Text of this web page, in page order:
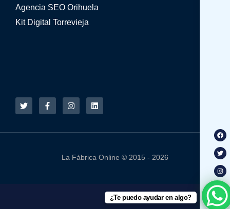
Agencia SEO Orihuela
Kit Digital Torrevieja
La Fábrica Online © 2015 - 2026
¿Te puedo ayudar en algo?